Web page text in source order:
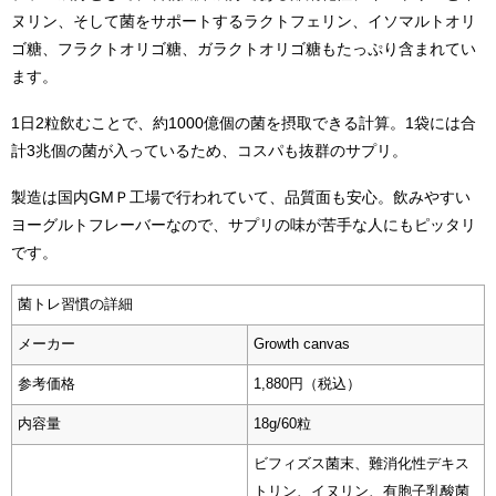
ヌリン、そして菌をサポートするラクトフェリン、イソマルトオリ
ゴ糖、フラクトオリゴ糖、ガラクトオリゴ糖もたっぷり含まれてい
ます。
1日2粒飲むことで、約1000億個の菌を摂取できる計算。1袋には合
計3兆個の菌が入っているため、コスパも抜群のサプリ。
製造は国内GMＰ工場で行われていて、品質面も安心。飲みやすい
ヨーグルトフレーバーなので、サプリの味が苦手な人にもピッタリ
です。
菌トレ習慣の詳細
メーカー Growth canvas
参考価格 1,880円（税込）
内容量 18g/60粒
ビフィズス菌末、難消化性デキス
トリン、イヌリン、有胞子乳酸菌